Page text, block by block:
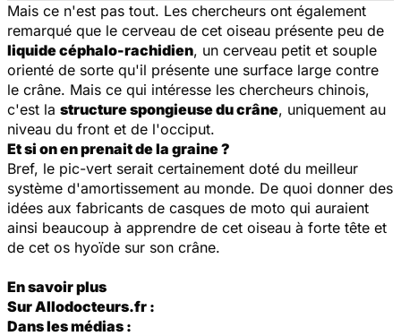
Mais ce n'est pas tout. Les chercheurs ont également
remarqué que le cerveau de cet oiseau présente peu de
liquide céphalo-rachidien, un cerveau petit et souple
orienté de sorte qu'il présente une surface large contre
le crâne. Mais ce qui intéresse les chercheurs chinois,
c'est la structure spongieuse du crâne, uniquement au
niveau du front et de l'occiput.
Et si on en prenait de la graine ?
Bref, le pic-vert serait certainement doté du meilleur
système d'amortissement au monde. De quoi donner des
idées aux fabricants de casques de moto qui auraient
ainsi beaucoup à apprendre de cet oiseau à forte tête et
de cet os hyoïde sur son crâne.
En savoir plus
Sur Allodocteurs.fr :
Dans les médias :